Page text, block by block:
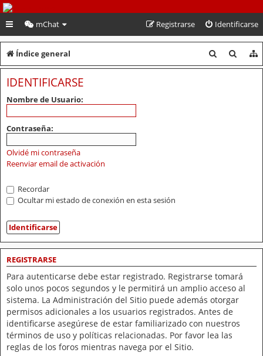
PeruVoley.com
mChat Identificarse
Registrarse
Índice general
u
u
IDENTIFICARSE
Nombre de Usuario:
Contraseña:
Olvidé mi contraseña
Reenviar email de activación
Recordar
Ocultar mi estado de conexión en esta sesión
REGISTRARSE
Para autenticarse debe estar registrado. Registrarse tomará
solo unos pocos segundos y le permitirá un amplio acceso al
sistema. La Administración del Sitio puede además otorgar
permisos adicionales a los usuarios registrados. Antes de
identificarse asegúrese de estar familiarizado con nuestros
términos de uso y políticas relacionadas. Por favor lea las
reglas de los foros mientras navega por el Sitio.